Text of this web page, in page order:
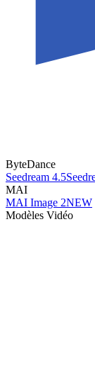
ByteDance
Seedream 4.5
MAI
MAI Image 2NEW
Modèles Vidéo